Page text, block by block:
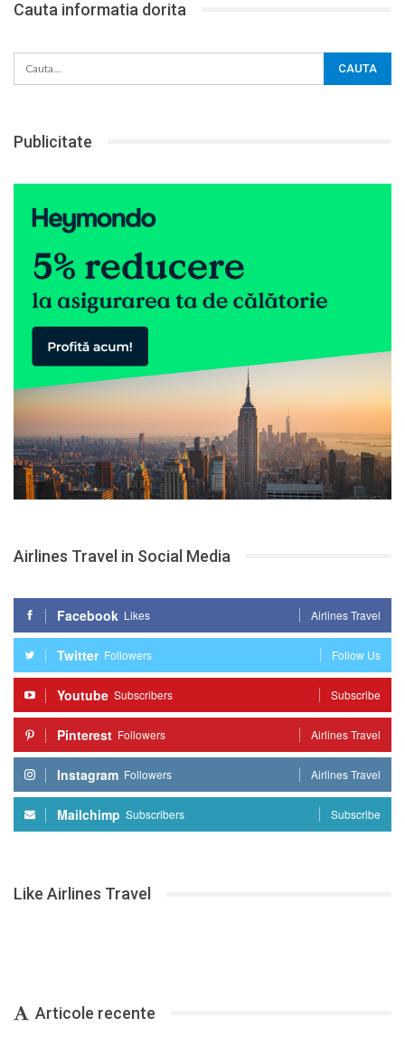
Cauta informatia dorita
Publicitate
Airlines Travel in Social Media
Facebook Likes Airlines Travel
Twitter Followers Follow Us
Youtube Subscribers Subscribe
Pinterest Followers Airlines Travel
Instagram Followers Airlines Travel
Mailchimp Subscribers Subscribe
Like Airlines Travel
Articole recente